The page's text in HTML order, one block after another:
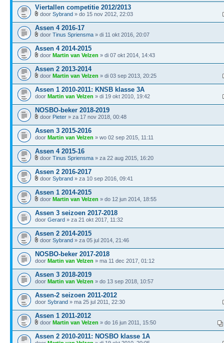
Viertallen competitie 2012/2013
door Sybrand » do 15 nov 2012, 22:03
Assen 4 2016-17
door Tinus Spriensma » di 11 okt 2016, 20:07
Assen 4 2014-2015
door Martin van Velzen » di 07 okt 2014, 14:43
Assen 2 2013-2014
door Martin van Velzen » di 03 sep 2013, 20:25
Assen 1 2010-2011: KNSB klasse 3A
door Martin van Velzen » di 19 okt 2010, 19:42
NOSBO-beker 2018-2019
door Pieter » za 17 nov 2018, 00:48
Assen 3 2015-2016
door Martin van Velzen » wo 02 sep 2015, 11:11
Assen 4 2015-16
door Tinus Spriensma » za 22 aug 2015, 16:20
Assen 2 2016-2017
door Sybrand » za 10 sep 2016, 09:41
Assen 1 2014-2015
door Martin van Velzen » do 12 jun 2014, 18:55
Assen 3 seizoen 2017-2018
door Gerard » za 21 okt 2017, 11:32
Assen 2 2014-2015
door Sybrand » za 05 jul 2014, 21:46
NOSBO-beker 2017-2018
door Martin van Velzen » ma 11 dec 2017, 01:12
Assen 3 2018-2019
door Martin van Velzen » do 13 sep 2018, 10:57
Assen-2 seizoen 2011-2012
door Sybrand » ma 25 jul 2011, 22:30
Assen 1 2011-2012
door Martin van Velzen » do 16 jun 2011, 15:50
Assen 2 2010-2011: NOSBO klasse 1A